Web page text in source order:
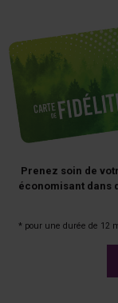
Prenez soin de
économisant dans
* pour une durée de 12